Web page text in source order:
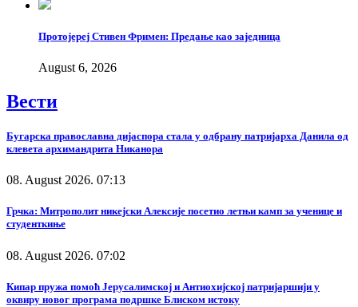
Протојереј Стивен Фримен: Предање као заједница
August 6, 2026
Вести
Бугарска православна дијаспора стала у одбрану патријарха Данила од
клевета архимандрита Никанора
08. August 2026. 07:13
Грчка: Митрополит никејски Алексије посетио летњи камп за ученице и
студенткиње
08. August 2026. 07:02
Кипар пружа помоћ Јерусалимској и Антиохијској патријаршији у
оквиру новог програма подршке Блиском истоку